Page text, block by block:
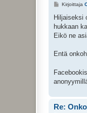
V
e
s
t
i
Kirjoittaja
Hiljaiseksi
hukkaan
Eikö ne
Entä
Re: